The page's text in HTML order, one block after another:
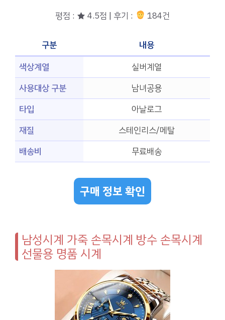
평점 : ★ 4.5점 | 후기 : 184건
구분
내용
색상계열
실버계열
사용대상 구분
남녀공용
타입
아날로그
재질
스테인리스/메탈
배송비
무료배송
구매 정보 확인
남성시계 가죽 손목시계 방수 손목시계
선물용 명품 시계